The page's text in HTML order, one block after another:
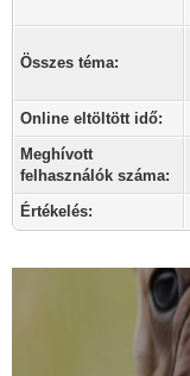
Összes téma:
Online eltöltött idő:
Meghívott
felhasználók száma:
Értékelés: